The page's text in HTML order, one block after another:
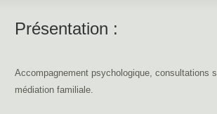
Présentation :
Accompagnement psychologique, consultations
médiation familiale.